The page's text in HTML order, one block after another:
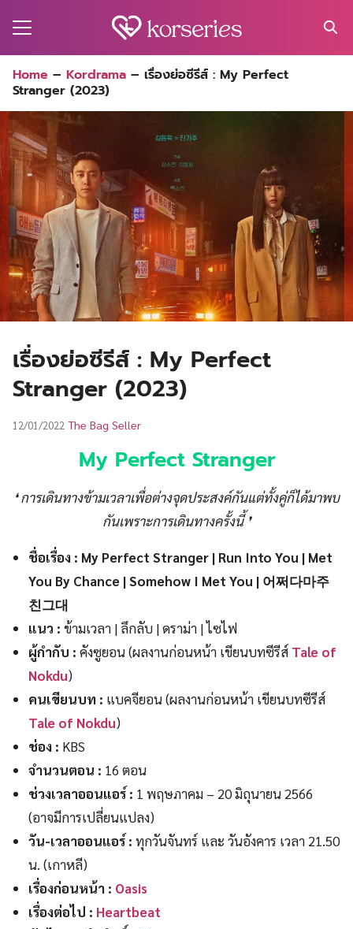
for:
Home – Kordrama – เรื่องย่อซีรีส์ : My Perfect
Stranger (2023)
เรื่องย่อซีรีส์ : My Perfect
Stranger (2023)
12/01/2022 The Bag Seller
My Perfect Stranger
❛ การเดินทางข้ามเวลาเพื่อต่างจุดประสงค์กันแต่ทั้งคู่ก็ได้มาพบ
กันเพราะการเดินทางครั้งนี้ ❜
ชื่อเรื่อง : My Perfect Stranger | Run Into You | Met
You By Chance | Somehow I Met You | 어쩌다마주
친그대
แนว : ข้ามเวลา | ลึกลับ | ดราม่า | ไซไฟ
ผู้กำกับ : คังซูยอน (ผลงานก่อนหน้า เขียนบทซีรีส์ Tale of
Nokdu)
คนเขียนบท : แบคจียอน (ผลงานก่อนหน้า เขียนบทซีรีส์
Tale of Nokdu)
ช่อง : KBS
จำนวนตอน : 16 ตอน
ช่วงเวลาออนแอร์ : 1 พฤษภาคม – 20 มิถุนายน 2566
(อาจมีการเปลี่ยนแปลง)
วัน-เวลาออนแอร์ : ทุกวันจันทร์ และ วันอังคาร เวลา 21.50
น. (เกาหลี)
เรื่องก่อนหน้า : Oasis
เรื่องต่อไป : Heartbeat